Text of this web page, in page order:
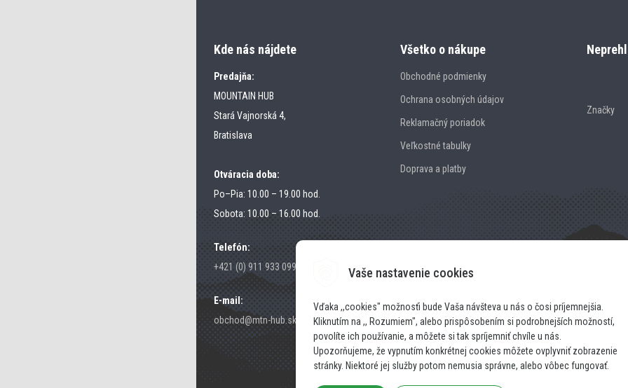
Vaše nastavenie cookies
Vďaka ,,cookies" možnosťi bude Vaša návšteva u nás o čosi príjemnejšia.
Kliknutím na ,, Rozumiem", alebo prispôsobením si podrobnejších možností,
povolíte ich používanie, a môžete si tak spríjemniť chvíle u nás.
Upozorňujeme, že vypnutím konkrétnej cookies môžete ovplyvniť zobrazenie
stránky. Niektoré jej služby potom nemusia správne, alebo vôbec fungovať.
Kde nás nájdete
Predajňa:
MOUNTAIN HUB
Stará Vajnorská 4,
Bratislava
Otváracia doba:
Po–Pia: 10.00 – 19.00 hod.
Sobota: 10.00 – 16.00 hod.
Telefón:
+421 (0) 911 933 099
E-mail:
obchod@mtn-hub.sk
Všetko o nákupe
Obchodné podmienky
Ochrana osobných údajov
Reklamačný poriadok
Veľkostné tabulky
Doprava a platby
Značky